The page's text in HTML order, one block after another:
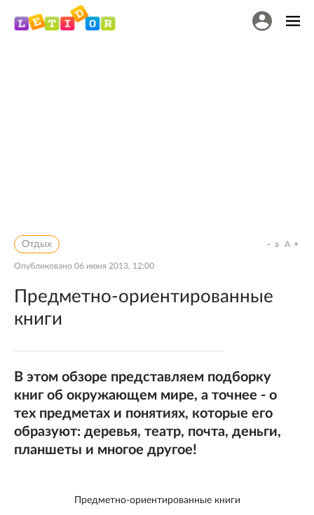
Отдых
Опубликовано 06 июня 2013, 12:00
a A
Предметно-ориентированные
книги
В этом обзоре представляем подборку
книг об окружающем мире, а точнее - о
тех предметах и понятиях, которые его
образуют: деревья, театр, почта, деньги,
планшеты и многое другое!
Предметно-ориентированные книги